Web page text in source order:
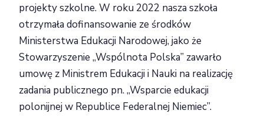
projekty szkolne. W roku 2022 nasza szkoła
otrzymała dofinansowanie ze środków
Ministerstwa Edukacji Narodowej, jako że
Stowarzyszenie „Wspólnota Polska” zawarło
umowę z Ministrem Edukacji i Nauki na realizację
zadania publicznego pn. „Wsparcie edukacji
polonijnej w Republice Federalnej Niemiec”.